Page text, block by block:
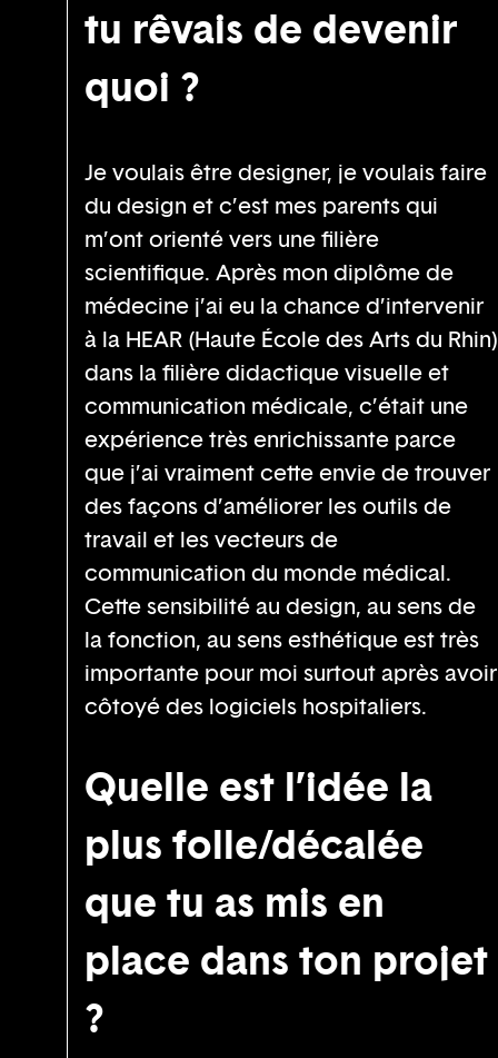
tu rêvais de devenir
quoi ?
Je voulais être designer, je voulais faire
du design et c’est mes parents qui
m’ont orienté vers une filière
scientifique. Après mon diplôme de
médecine j’ai eu la chance d’intervenir
à la HEAR (Haute École des Arts du Rhin)
dans la filière didactique visuelle et
communication médicale, c’était une
expérience très enrichissante parce
que j’ai vraiment cette envie de trouver
des façons d’améliorer les outils de
travail et les vecteurs de
communication du monde médical.
Cette sensibilité au design, au sens de
la fonction, au sens esthétique est très
importante pour moi surtout après avoir
côtoyé des logiciels hospitaliers.
Quelle est l’idée la
plus folle/décalée
que tu as mis en
place dans ton projet
?